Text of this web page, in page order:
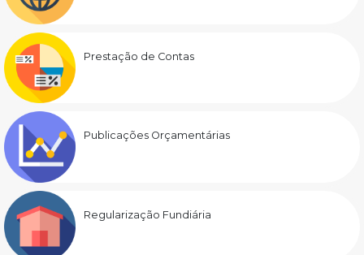
Prestação de Contas
Publicações Orçamentárias
Regularização Fundiária